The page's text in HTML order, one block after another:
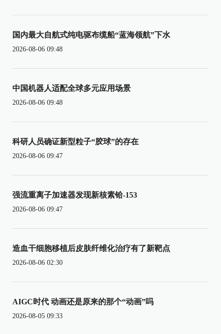
国内最大自航式纯电驱布缆船“蓝海领航”下水
2026-08-06 09:48
中国机器人适配全球多元应用场景
2026-08-06 09:48
科研人员确证新型粒子“胶球”的存在
2026-08-06 09:47
强流重离子加速器发现新核素铪-153
2026-08-06 09:47
造血干细胞移植后皮肤纤维化治疗有了新靶点
2026-08-06 02:30
AIGC时代 动画还是原来的那个“动画”吗
2026-08-05 09:33